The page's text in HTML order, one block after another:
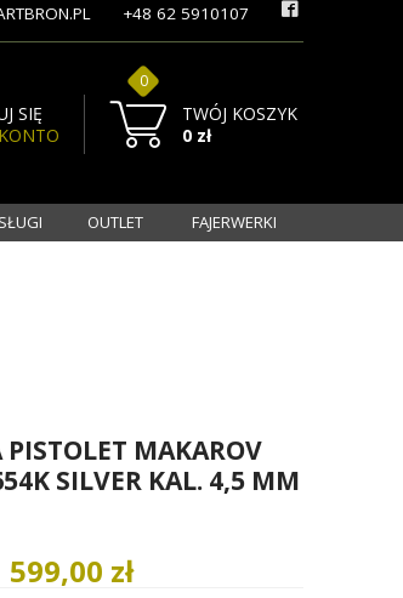
SIĘ
TWÓJ KOSZYK
0
0 zł
+48 62 5910107
OUTLET FAJERWERKI
MAKAROV
SILVER KAL. 4,5 MM
599,00 zł